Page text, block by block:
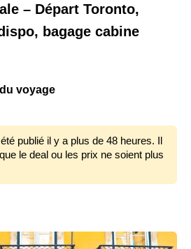
– Départ Toronto,
bagage cabine
voyage
publié il y a plus de 48 heures. Il
le deal ou les prix ne soient plus